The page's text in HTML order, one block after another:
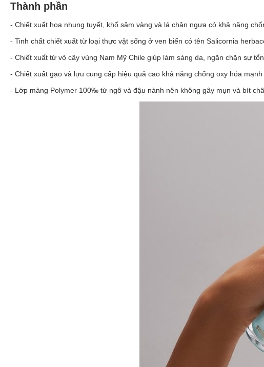
Thành phần
- Chiết xuất hoa nhung tuyết, khổ sâm vàng và lá chân ngựa có khả năng
- Tinh chất chiết xuất từ loại thực vật sống ở ven biển có tên Salicornia
- Chiết xuất từ vỏ cây vùng Nam Mỹ Chile giúp làm sáng da , ngăn chặn sự
- Chiết xuất gạo và lựu cung cấp hiệu quả cao khả năng chống oxy hóa
- Lớp màng Polymer 100‰ từ ngô và đậu nành nên không gây mụn và bít